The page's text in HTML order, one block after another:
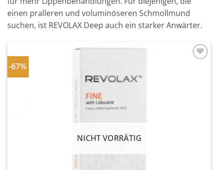
einen pralleren und voluminöseren Schmollmund
suchen, ist REVOLAX Deep auch ein starker Anwärter.
-67%
NICHT VORRÄTIG